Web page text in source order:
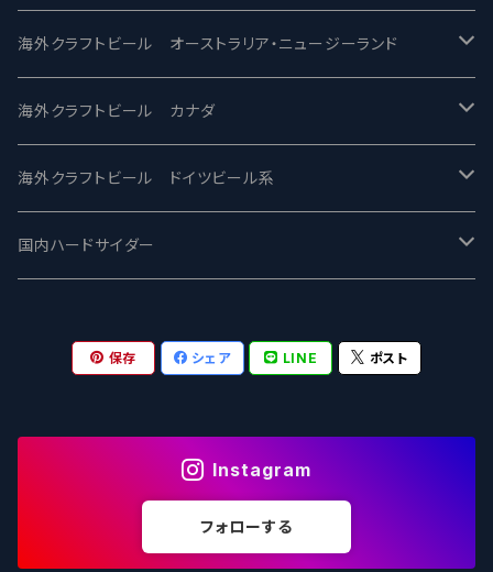
ビアへるん - Beer Hearn
忽布古丹醸造 - HOP KOTAN
ワイマーケットブルーイング Y.Market Brewing
志賀高原ビール - SIGAKOGEN
箕面ビール - MINOH BEER
サンクトガーレン - Sankt Gallen
ウェストコーストブルーイング -WCB
Toppling Goliath トップリンゴライアス
Fair State フェアステイト
Lagunitas ラグニタス
FirestoneWalker ファイアストーン
Mikkeller ミッケラー
Hop Nation ホップネーション
Brewski ブリュースキー
SAIREN /サイレン
ワイルドチャイルド - Wilde Child
BrewDog Brewery - ブリュードッグ
The Flying Inn / ザ フライイング イン
Lambiek Fabriek - ファブリーク
Marble / マーブル
Buxton - バクストン
gweilo-鬼佬 グウァイロ
Heart Of Darkness - ハートオブダークネス
Carbon brews -カーボン
TAIHU - タイフー
Behemoth - ベヒーモス
海外クラフトビール オーストラリア・ニュージーランド
ROCKY RIDGE - ロッキーリッジ
BODRIGGY BREWING ボッドリッジー
CO-CONSPIRATORS コ・コンスピレーターズ
Deep Creek Brewing Co.
8 Wired エイトワイアード
Isthmus イスムス
海外クラフトビール カナダ
Jackie O's ジャッキーオーズ
Westbrook ウェストブルック
Strathcona ストラスコナ
ODIN BREWING オディン
Electric Bicycle エレクトリックバイシクル
海外クラフトビール ドイツビール系
Karmeliten カーメリテン
Früh フリュー
Plank プランク
Tucher トゥーハー
国内ハードサイダー
保存 シェア LINE ポスト
Instagram
フォローする